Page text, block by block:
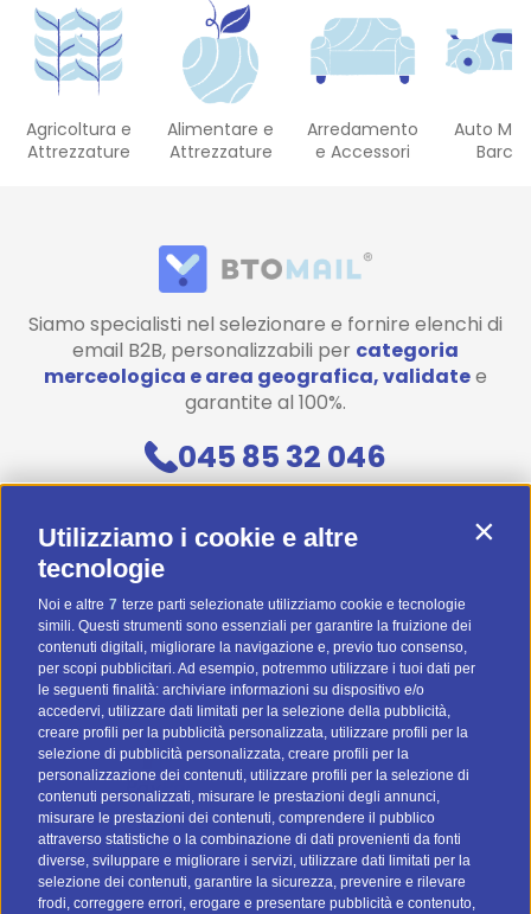
Utilizziamo i cookie e altre
tecnologie
Noi e altre 7 terze parti selezionate utilizziamo cookie e tecnologie
simili. Questi strumenti sono essenziali per garantire la fruizione dei
contenuti digitali, migliorare la navigazione e, previo tuo consenso,
per scopi pubblicitari. Ad esempio, potremmo utilizzare i tuoi dati per
le seguenti finalità: archiviare informazioni su dispositivo e/o
accedervi, utilizzare dati limitati per la selezione della pubblicità,
creare profili per la pubblicità personalizzata, utilizzare profili per la
selezione di pubblicità personalizzata, creare profili per la
personalizzazione dei contenuti, utilizzare profili per la selezione di
contenuti personalizzati, misurare le prestazioni degli annunci,
misurare le prestazioni dei contenuti, comprendere il pubblico
attraverso statistiche o la combinazione di dati provenienti da fonti
diverse, sviluppare e migliorare i servizi, utilizzare dati limitati per la
selezione dei contenuti, garantire la sicurezza, prevenire e rilevare
frodi, correggere errori, erogare e presentare pubblicità e contenuto,
Agricoltura e
Attrezzature
Alimentare e
Attrezzature
Arredamento
e Accessori
Auto
Siamo specialisti nel selezionare e fornire elenchi di
email B2B, personalizzabili per categoria
merceologica e area geografica, validatee
garantite al 100%.
045 85 32 046
Diventa uno di noi! (Posizioni aperte)
Preventivo Personalizzato
BTOMAIL Pro
Metodi Di Pagamento
I nostri social